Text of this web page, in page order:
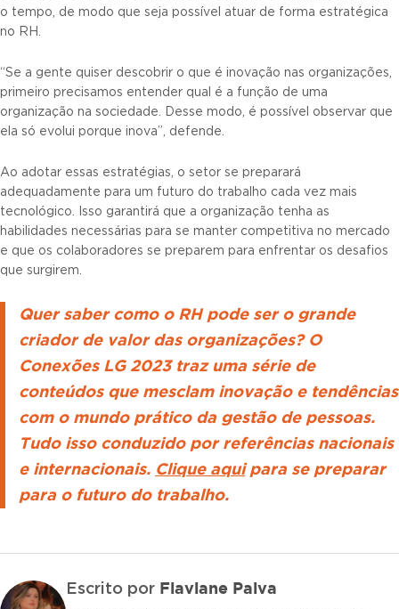
o tempo, de modo que seja possível atuar de forma estratégica
no RH.
“Se a gente quiser descobrir o que é inovação nas organizações,
primeiro precisamos entender qual é a função de uma
organização na sociedade. Desse modo, é possível observar que
ela só evolui porque inova”, defende.
Ao adotar essas estratégias, o setor se preparará
adequadamente para um futuro do trabalho cada vez mais
tecnológico. Isso garantirá que a organização tenha as
habilidades necessárias para se manter competitiva no mercado
e que os colaboradores se preparem para enfrentar os desafios
que surgirem.
Quer saber como o RH pode ser o grande
criador de valor das organizações? O
Conexões LG 2023 traz uma série de
conteúdos que mesclam inovação e tendências
com o mundo prático da gestão de pessoas.
Tudo isso conduzido por referências nacionais
e internacionais. Clique aquipara se preparar
para o futuro do trabalho.
Escrito por Flaviane Paiva